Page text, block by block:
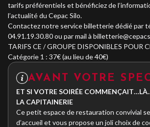
tarifs préférentiels et bénéficiez de
l’actualité du Cepac Silo.
Contactez notre service billetterie dédié par
04.91.19.30.80 ou par mail à
TARIFS CE / GROUPE DISPONIBLES POUR
Catégorie 1 : 37€ (au lieu de 40€)
AVANT VOTRE
ET SI VOTRE SOIRÉE
LA CAPITAINERIE
Ce petit espace de restauration convivial
d’accueil et vous propose un joli choix de